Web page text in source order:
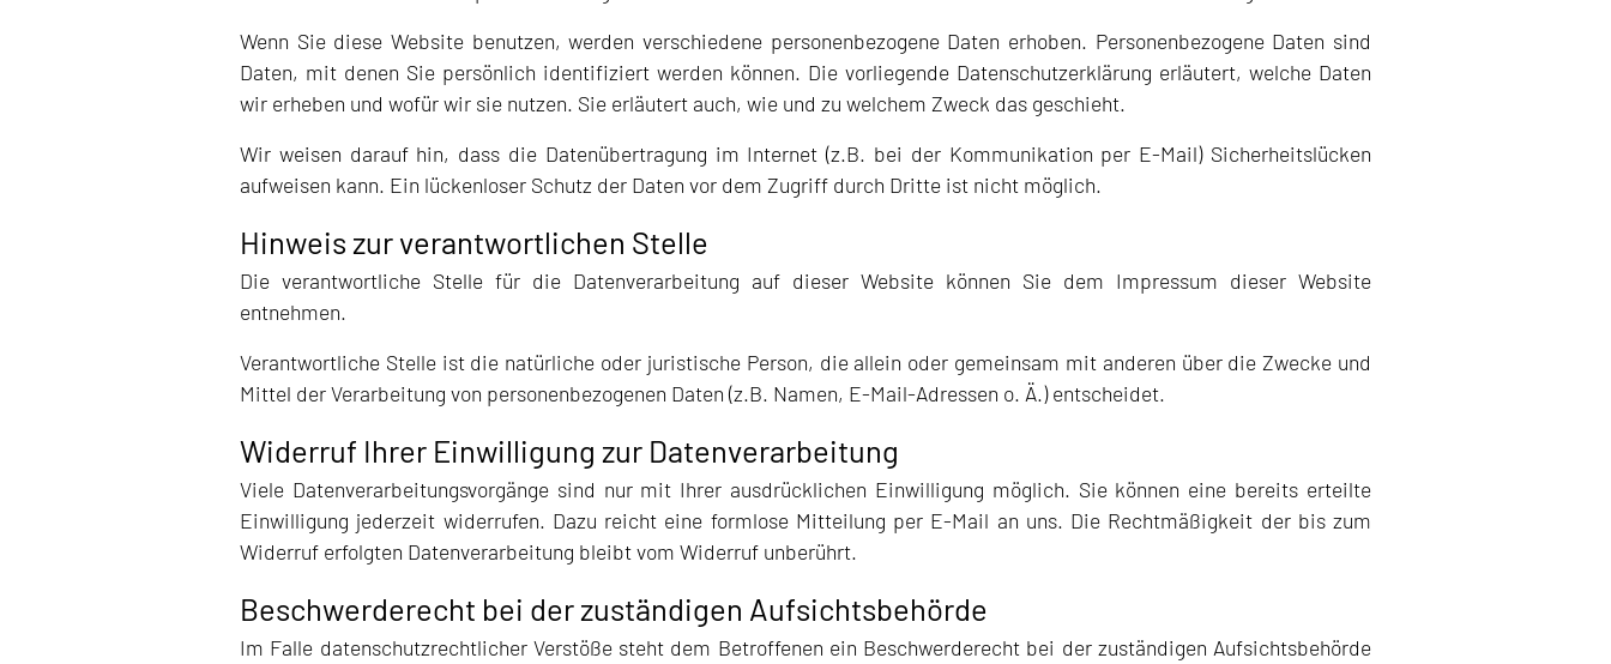
Wenn Sie diese Website benutzen, werden verschiedene personenbezogene Daten erhoben. Personenbezogene Daten sind
Daten, mit denen Sie persönlich identifiziert werden können. Die vorliegende Datenschutzerklärung erläutert, welche Daten
wir erheben und wofür wir sie nutzen. Sie erläutert auch, wie und zu welchem Zweck das geschieht.
Wir weisen darauf hin, dass die Datenübertragung im Internet (z.B. bei der Kommunikation per E-Mail) Sicherheitslücken
aufweisen kann. Ein lückenloser Schutz der Daten vor dem Zugriff durch Dritte ist nicht möglich.
Hinweis zur verantwortlichen Stelle
Die verantwortliche Stelle für die Datenverarbeitung auf dieser Website können Sie dem Impressum dieser Website
entnehmen.
Verantwortliche Stelle ist die natürliche oder juristische Person, die allein oder gemeinsam mit anderen über die Zwecke und
Mittel der Verarbeitung von personenbezogenen Daten (z.B. Namen, E-Mail-Adressen o. Ä.) entscheidet.
Widerruf Ihrer Einwilligung zur Datenverarbeitung
Viele Datenverarbeitungsvorgänge sind nur mit Ihrer ausdrücklichen Einwilligung möglich. Sie können eine bereits erteilte
Einwilligung jederzeit widerrufen. Dazu reicht eine formlose Mitteilung per E-Mail an uns. Die Rechtmäßigkeit der bis zum
Widerruf erfolgten Datenverarbeitung bleibt vom Widerruf unberührt.
Beschwerderecht bei der zuständigen Aufsichtsbehörde
Im Falle datenschutzrechtlicher Verstöße steht dem Betroffenen ein Beschwerderecht bei der zuständigen Aufsichtsbehörde